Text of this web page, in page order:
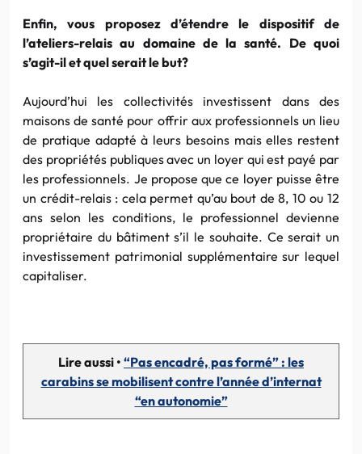
Enfin, vous proposez d’étendre le dispositif de
l’ateliers-relais au domaine de la santé. De quoi
s’agit-il et quel serait le but?
Aujourd’hui les collectivités investissent dans des
maisons de santé pour offrir aux professionnels un lieu
de pratique adapté à leurs besoins mais elles restent
des propriétés publiques avec un loyer qui est payé par
les professionnels. Je propose que ce loyer puisse être
un crédit-relais : cela permet qu’au bout de 8, 10 ou 12
ans selon les conditions, le professionnel devienne
propriétaire du bâtiment s’il le souhaite. Ce serait un
investissement patrimonial supplémentaire sur lequel
capitaliser.
Lire aussi • “Pas encadré, pas formé” : les
carabins se mobilisent contre l’année d’internat
“en autonomie”